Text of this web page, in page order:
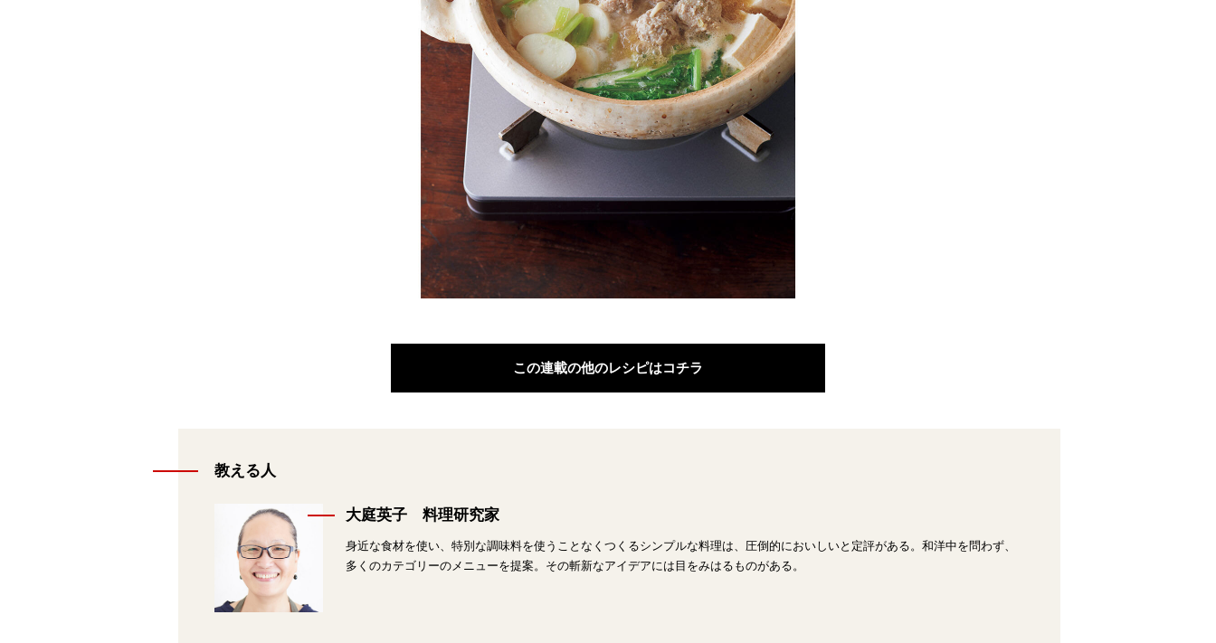
この連載の他のレシピはコチラ
教える人
大庭英子 料理研究家
身近な食材を使い、特別な調味料を使うことなくつくるシンプルな料理は、圧倒的においしいと定評がある。和洋中を問わず、
多くのカテゴリーのメニューを提案。その斬新なアイデアには目をみはるものがある。